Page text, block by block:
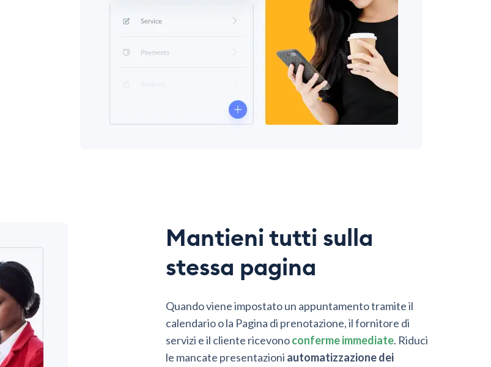
Mantieni tutti sulla
stessa pagina
Quando viene impostato un appuntamento tramite il
calendario o la Pagina di prenotazione, il fornitore di
servizi e il cliente ricevonoconferme immediate. Riduci
le mancate presentazioni automatizzazione dei